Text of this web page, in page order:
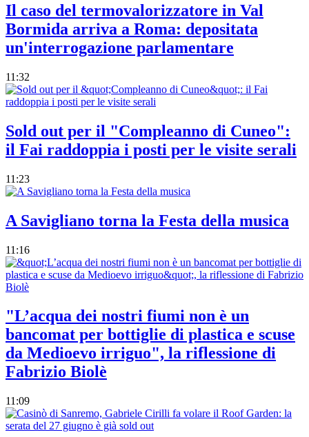
Il caso del termovalorizzatore in Val
Bormida arriva a Roma: depositata
un'interrogazione parlamentare
11:32
Sold out per il "Compleanno di Cuneo":
il Fai raddoppia i posti per le visite serali
11:23
A Savigliano torna la Festa della musica
11:16
"L’acqua dei nostri fiumi non è un
bancomat per bottiglie di plastica e scuse
da Medioevo irriguo", la riflessione di
Fabrizio Biolè
11:09